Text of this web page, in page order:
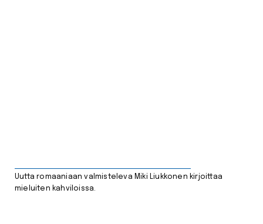
Uutta romaaniaan valmisteleva Miki Liukkonen kirjoittaa
mieluiten kahviloissa.